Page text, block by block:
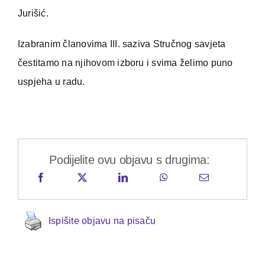
Jurišić.
Izabranim članovima III. saziva Stručnog savjeta
čestitamo na njihovom izboru i svima želimo puno
uspjeha u radu.
Podijelite ovu objavu s drugima:
Ispišite objavu na pisaču